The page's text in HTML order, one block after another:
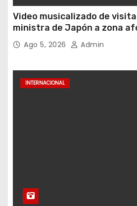
Video musicalizado de
ministra de Japón a zona
sismo suscita críticas
Ago 5, 2026 Admin
INTERNACIONAL